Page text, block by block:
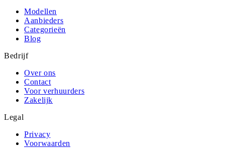
Modellen
Aanbieders
Categorieën
Blog
Bedrijf
Over ons
Contact
Voor verhuurders
Zakelijk
Legal
Privacy
Voorwaarden